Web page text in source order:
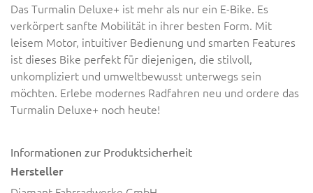
Das Turmalin Deluxe+ ist mehr als nur ein E-Bike. Es
verkörpert sanfte Mobilität in ihrer besten Form. Mit
leisem Motor, intuitiver Bedienung und smarten Features
ist dieses Bike perfekt für diejenigen, die stilvoll,
unkompliziert und umweltbewusst unterwegs sein
möchten. Erlebe modernes Radfahren neu und ordere das
Turmalin Deluxe+ noch heute!
Informationen zur Produktsicherheit
Hersteller